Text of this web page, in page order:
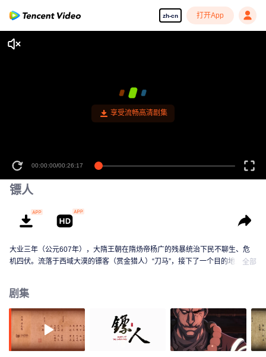
zh-cn 打开App
享受流畅高清剧集
00:00:00/00:26:17
镖人
大业三年（公元607年），大隋王朝在隋炀帝杨广的残暴统治下民不聊生、危
机四伏。流落于西域大漠的镖客（赏金猎人）“刀马”，接下了一个目的地为隋朝
不是中原朝廷的真正目的，一次牵动天下命运的旅途就此拉开帷幕……
全部
剧集